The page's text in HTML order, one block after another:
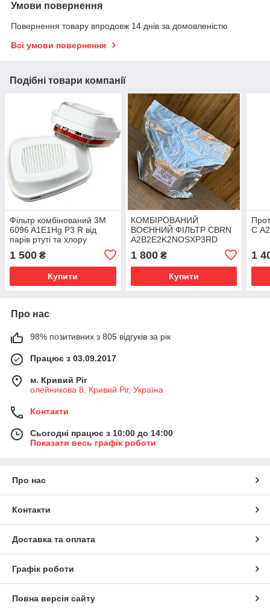
Умови повернення
Повернення товару впродовж 14 днів за домовленістю
Всі умови повернення
Подібні товари компанії
Фільтр комбінований 3M
6096 A1E1Hg P3 R від
парів ртуті та хлору
1 500 ₴
Купити
КОМБІРОВАНИЙ
ВОЄННИЙ ФІЛЬТР CBRN
A2B2E2K2NOSXP3RD
(ФОСФІН, ЗРИН, ХИМІЧНІ
АТАКИ)
1 800₴
Купити
С
1
Про нас
98% позитивних з 805 відгуків за рік
Працює з 03.09.2017
м. Кривий Ріг
олейникова 8, Кривий Ріг, Україна
Контакти
Сьогодні працює з 10:00 до 14:00
Показати весь графік роботи
Про нас
Контакти
Доставка та оплата
Графік роботи
Повна версія сайту